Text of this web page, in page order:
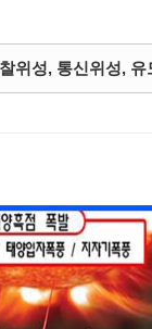
위성, 통신위성,